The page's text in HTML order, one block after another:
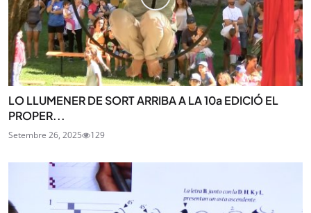
LO LLUMENER DE SORT ARRIBA A LA 10a EDICIÓ EL
PROPER...
Setembre 26, 2025 129